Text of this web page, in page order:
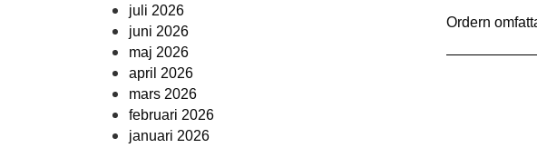
juli 2026
juni 2026
maj 2026
april 2026
mars 2026
februari 2026
januari 2026
Ordern